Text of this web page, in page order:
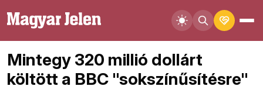
Mintegy 320 millió dollárt
költött a BBC "sokszínűsítésre"